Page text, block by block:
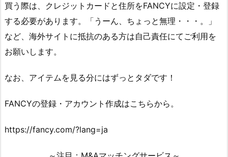
買う際は、クレジットカードと住所をFANCYに設定・登録
する必要があります。「うーん、ちょっと無理・・・。」
など、海外サイトに抵抗のある方は自己責任にてご利用を
お願いします。
なお、アイテムを見る分にはずっとタダです！
FANCYの登録・アカウント作成はこちらから。
https://fancy.com/?lang=ja